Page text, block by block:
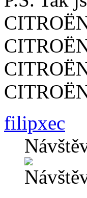
filipxec